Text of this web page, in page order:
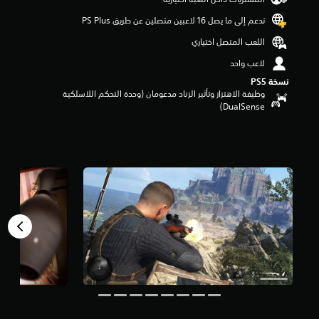
م
ن
ج
و
م
ا
ل
ي
‏
1
4
أ
ل
تدعم إلى ما يصل 16 لاعبين متصلين عن طريق PS Plus‏
اللعب المتصل اختياري
لاعب واحد
نسخة PS5‏
وظيفة الاهتزاز وتأثير الزناد مدعومان (وحدة التحكم اللاسلكية
DualSense‏)